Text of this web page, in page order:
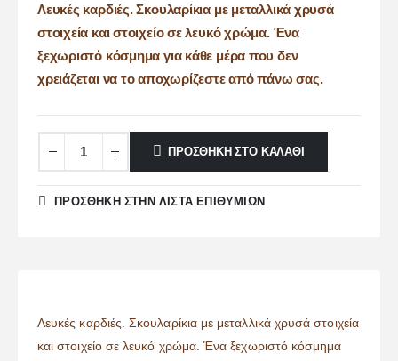
Λευκές καρδιές. Σκουλαρίκια με μεταλλικά χρυσά
στοιχεία και στοιχείο σε λευκό χρώμα. Ένα
ξεχωριστό κόσμημα για κάθε μέρα που δεν
χρειάζεται να το αποχωρίζεστε από πάνω σας.
ΠΡΟΣΘΉΚΗ ΣΤΟ ΚΑΛΆΘΙ
ΠΡΌΣΘΉΚΗ ΣΤΗΝ ΛΊΣΤΑ ΕΠΙΘΥΜΙΏΝ
Λευκές καρδιές. Σκουλαρίκια με μεταλλικά χρυσά στοιχεία
και στοιχείο σε λευκό χρώμα. Ένα ξεχωριστό κόσμημα